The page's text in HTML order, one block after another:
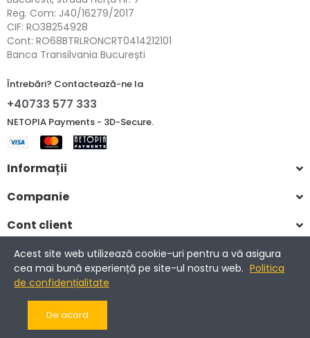
Reg. Com: J40/16279/2017
CIF: RO38254928
Cont: RO68BTRLRONCRT0414212101
Banca Transilvania București
Întrebări? Contactează-ne la
+40733 577 333
NETOPIA Payments - 3D-Secure.
Informații
Companie
Cont client
Copyright © 2017-2025 Romantic Home.
Toate drepturile rezervate.
Acest site web utilizează cookie-uri pentru a vă asigura
cea mai bună experiență pe site-ul nostru web. Politica
de confidențialitate
De acord